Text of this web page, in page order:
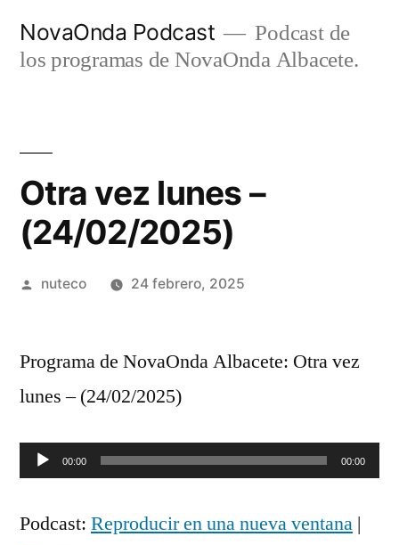
NovaOnda Podcast
Podcast de
los programas de NovaOnda Albacete.
Otra vez lunes –
(24/02/2025)
Publicada
nuteco 24 febrero, 2025
Programa de NovaOnda Albacete: Otra vez
lunes – (24/02/2025)
Reproductor
audio
00:00 00:00
Podcast: Reproducir en una nueva ventana |